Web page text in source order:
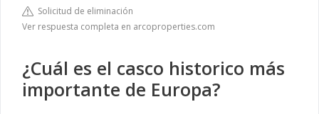
Solicitud de eliminación
Ver respuesta completa en arcoproperties.com
¿Cuál es el casco historico más
importante de Europa?